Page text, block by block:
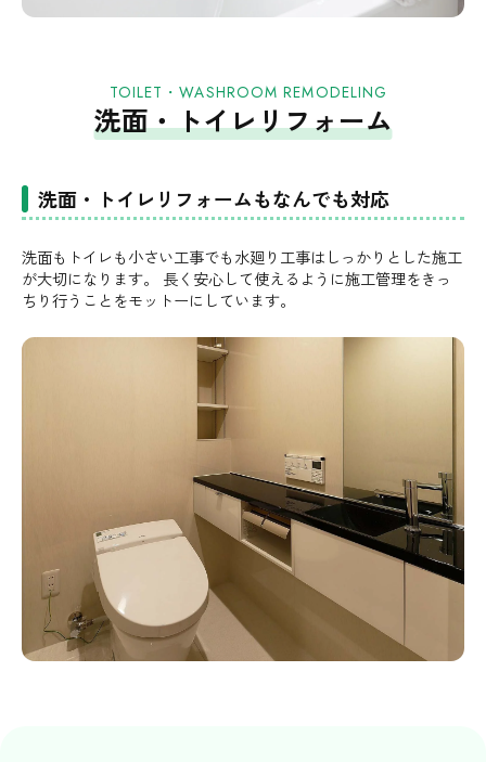
TOILET・WASHROOM REMODELING
洗面・トイレリフォーム
洗面・トイレリフォームもなんでも対応
洗面もトイレも小さい工事でも水廻り工事はしっかりとした施工
が大切になります。 長く安心して使えるように施工管理をきっ
ちり行うことをモットーにしています。